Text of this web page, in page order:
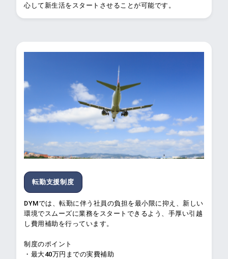
心して新生活をスタートさせることが可能です。
転勤支援制度
DYMでは、転勤に伴う社員の負担を最小限に抑え、新しい
環境でスムーズに業務をスタートできるよう、手厚い引越
し費用補助を行っています。
制度のポイント
・最大40万円までの実費補助